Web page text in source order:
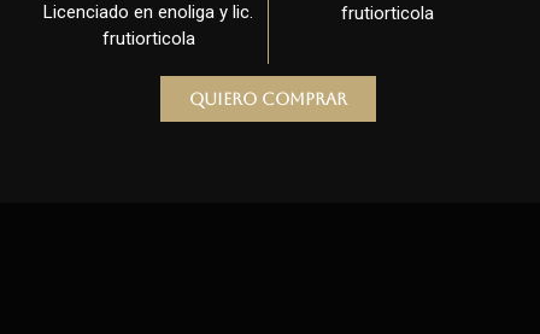
Licenciado en enoliga y lic.
frutiorticola
frutiorticola
Quiero comprar